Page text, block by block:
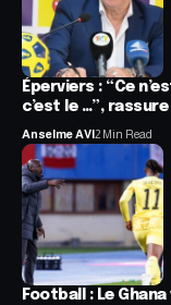
Éperviers : “Ce
c’est le …”, rassure
Anselme AVI 2 Min Read
Football : Le